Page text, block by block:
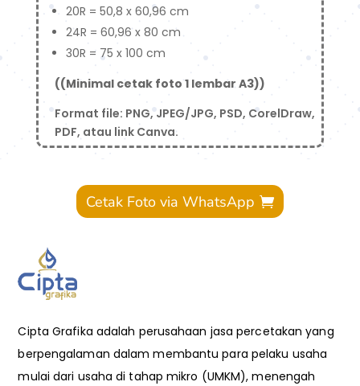
20R = 50,8 x 60,96 cm
24R = 60,96 x 80 cm
30R = 75 x 100 cm
((Minimal cetak foto 1 lembar A3))
Format file: PNG, JPEG/JPG, PSD, CorelDraw,
PDF, atau link Canva.
Cetak Foto via WhatsApp
Cipta Grafika adalah perusahaan jasa percetakan yang
berpengalaman dalam membantu para pelaku usaha
mulai dari usaha di tahap mikro (UMKM), menengah